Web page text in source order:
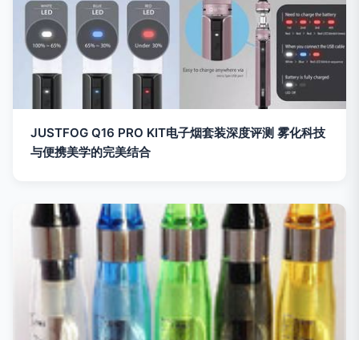
JUSTFOG Q16 PRO KIT电子烟套装深度评测 雾化科技
与便携美学的完美结合